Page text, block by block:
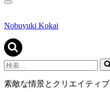
ナ
ゲ
シ
ョ
ン
メ
ニ
ュ
Nobuyuki Kokai
検
索...
素敵な情景とクリエイティブ